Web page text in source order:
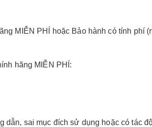
MIỄN PHÍ hoặc Bảo hành có tính phí
hãng MIỄN PHÍ:
sai mục đích sử dụng hoặc có tác